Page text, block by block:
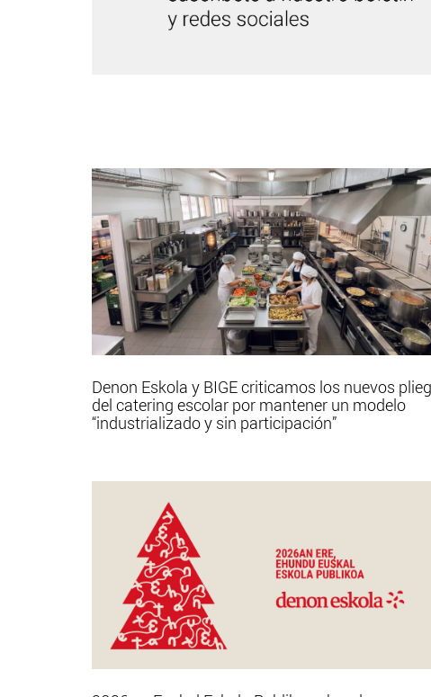
Denon Eskola y BIGE criticamos los nuevos
del catering escolar por mantener un modelo
“industrializado y sin participación”